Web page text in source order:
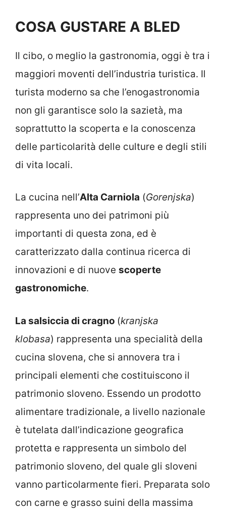
COSA GUSTARE A BLED
Il cibo, o meglio la gastronomia, oggi è tra i
maggiori moventi dell’industria turistica. Il
turista moderno sa che l’enogastronomia
non gli garantisce solo la sazietà, ma
soprattutto la scoperta e la conoscenza
delle particolarità delle culture e degli stili
di vita locali.
La cucina nell’Alta Carniola (Gorenjska)
rappresenta uno dei patrimoni più
importanti di questa zona, ed è
caratterizzato dalla continua ricerca di
innovazioni e di nuove scoperte
gastronomiche.
La salsiccia di cragno (kranjska
klobasa) rappresenta una specialità della
cucina slovena, che si annovera tra i
principali elementi che costituiscono il
patrimonio sloveno. Essendo un prodotto
alimentare tradizionale, a livello nazionale
è tutelata dall’indicazione geografica
protetta e rappresenta un simbolo del
patrimonio sloveno, del quale gli sloveni
vanno particolarmente fieri. Preparata solo
con carne e grasso suini della massima